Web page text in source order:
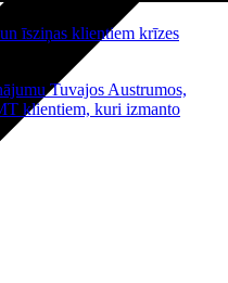
īsziņas klientiem krīzes
Tuvajos Austrumos,
klientiem, kuri izmanto